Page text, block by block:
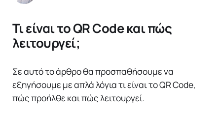
Τι είναι το QR Code και πώς
λειτουργεί;
Σε αυτό το άρθρο θα προσπαθήσουμε να
εξηγήσουμε με απλά λόγια τι είναι το QR Code,
πώς προήλθε και πώς λειτουργεί.